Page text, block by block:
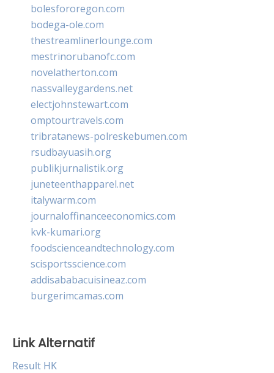
bolesfororegon.com
bodega-ole.com
thestreamlinerlounge.com
mestrinorubanofc.com
novelatherton.com
nassvalleygardens.net
electjohnstewart.com
omptourtravels.com
tribratanews-polreskebumen.com
rsudbayuasih.org
publikjurnalistik.org
juneteenthapparel.net
italywarm.com
journaloffinanceeconomics.com
kvk-kumari.org
foodscienceandtechnology.com
scisportsscience.com
addisababacuisineaz.com
burgerimcamas.com
Link Alternatif
Result HK